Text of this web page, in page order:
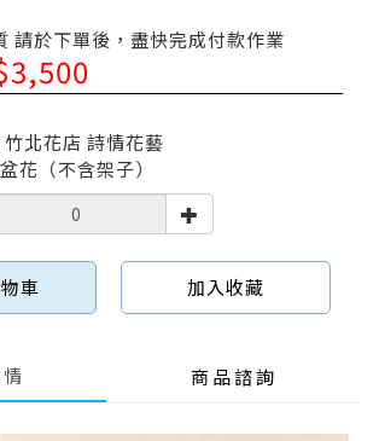
請於下單後，盡快完成付款作業
北花店 詩情花藝
花（不含架子）
車 加入收藏
商品諮詢